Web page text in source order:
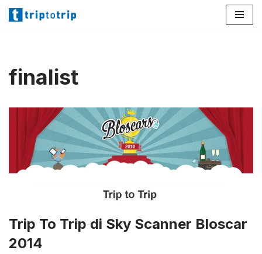
finalist
Trip To Trip di Sky Scanner Bloscar
2014